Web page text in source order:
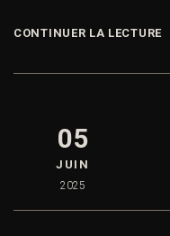
CONTINUER LA LECTURE
05
JUIN
2025